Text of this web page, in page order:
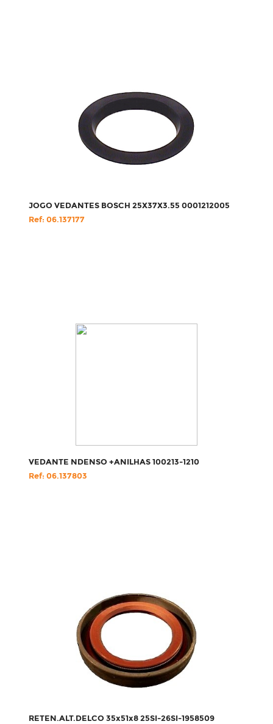
JOGO VEDANTES BOSCH 25X37X3.55 0001212005
Ref: 06.137177
VEDANTE NDENSO +ANILHAS 100213-1210
Ref: 06.137803
RETEN.ALT.DELCO 35x51x8 25SI-26SI-1958509